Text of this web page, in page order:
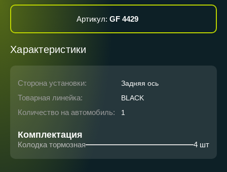
Артикул: GF 4429
Характеристики
Сторона установки: Задняя ось
Товарная линейка: BLACK
Количество на автомобиль: 1
Комплектация
Колодка тормозная 4 шт